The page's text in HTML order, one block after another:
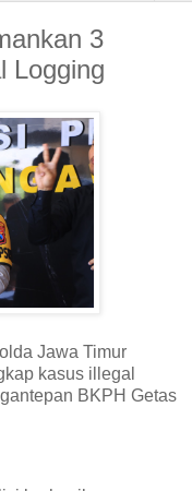
3
Logging
Jawa Timur
kasus illegal
BKPH Getas